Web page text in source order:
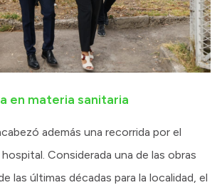
en materia sanitaria
además una recorrida por el
Considerada una de las obras
las últimas décadas para la localidad, el